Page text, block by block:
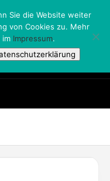
Sie die Website weiter
von Cookies zu. Mehr
im Impressum.